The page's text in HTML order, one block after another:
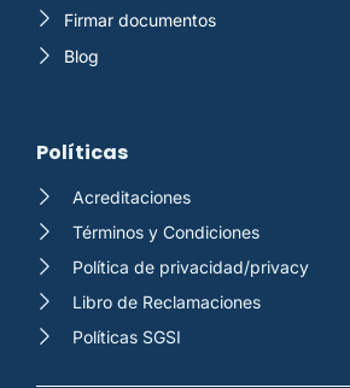
Firmar documentos
Blog
Políticas
Acreditaciones
Términos y Condiciones
Política de privacidad/privacy
Libro de Reclamaciones
Políticas SGSI